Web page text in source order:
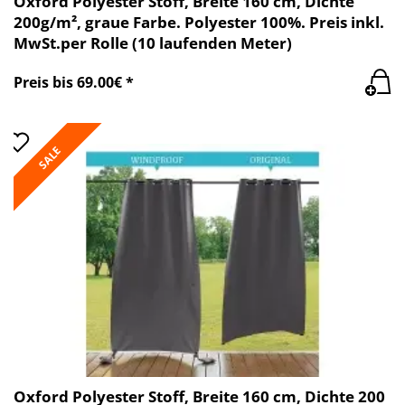
200g/m², graue Farbe. Polyester 100%. Preis inkl.
MwSt.per Rolle (10 laufenden Meter)
Preis bis 69.00€ *
SALE
Oxford Polyester Stoff, Breite 160 cm, Dichte 200